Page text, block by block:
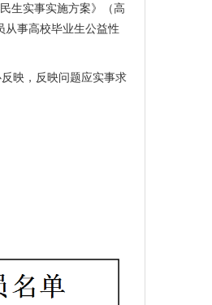
生实事实施方案》（高
从事高校毕业生公益性
映，反映问题应实事求